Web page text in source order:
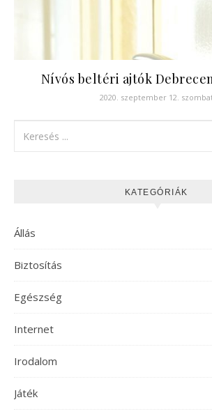
Nívós beltéri ajtók
2020. szeptember 12.
KATEGÓRIÁK
Állás
Biztosítás
Egészség
Internet
Irodalom
Játék